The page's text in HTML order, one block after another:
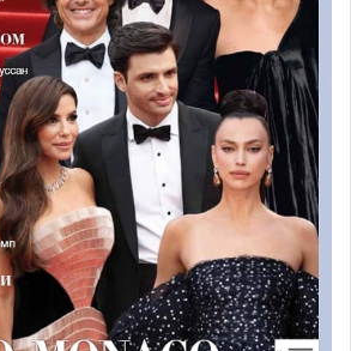
MUNDI (Свет
Агора проходит выставка
«LUX MUNDI (Свет мира)»,
Монако.